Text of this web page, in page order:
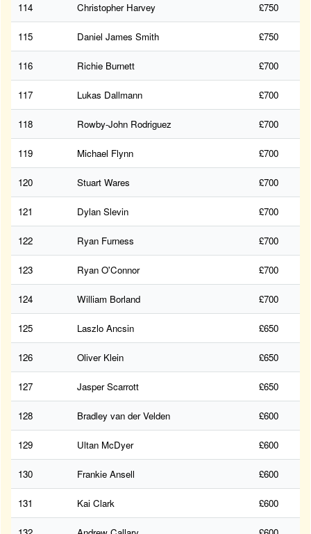
114 Christopher Harvey £750
115 Daniel James Smith £750
116 Richie Burnett £700
117 Lukas Dallmann £700
118 Rowby-John Rodriguez £700
119 Michael Flynn £700
120 Stuart Wares £700
121 Dylan Slevin £700
122 Ryan Furness £700
123 Ryan O'Connor £700
124 William Borland £700
125 Laszlo Ancsin £650
126 Oliver Klein £650
127 Jasper Scarrott £650
128 Bradley van der Velden £600
129 Ultan McDyer £600
130 Frankie Ansell £600
131 Kai Clark £600